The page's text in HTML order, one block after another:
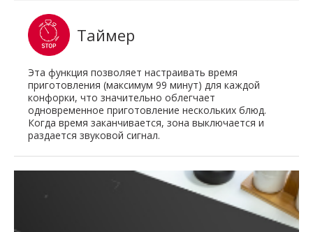
Таймер
Эта функция позволяет настраивать время
приготовления (максимум 99 минут) для каждой
конфорки, что значительно облегчает
одновременное приготовление нескольких блюд.
Когда время заканчивается, зона выключается и
раздается звуковой сигнал.